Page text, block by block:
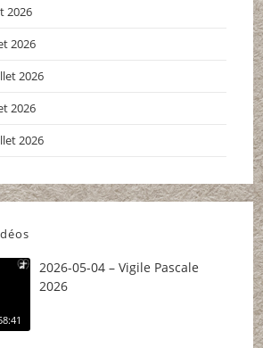
onglet
2026
2026
2026
2026
2026
2026-05-04 – Vigile Pascale
2026